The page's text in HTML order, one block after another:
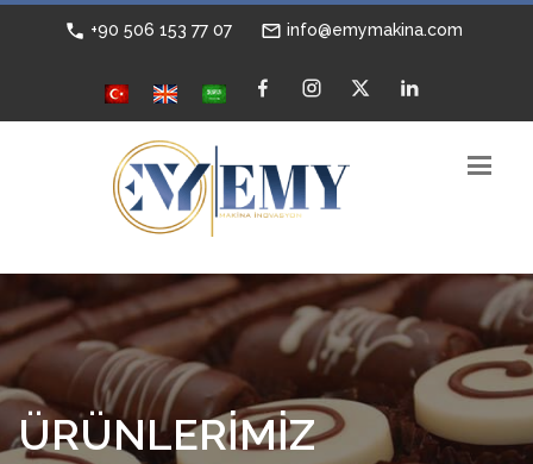
+90 506 153 77 07 info@emymakina.com
ÜRÜNLERİMİZ